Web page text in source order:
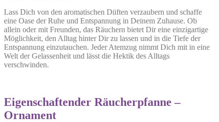
Lass Dich von den aromatischen Düften verzaubern und schaffe
eine Oase der Ruhe und Entspannung in Deinem Zuhause. Ob
allein oder mit Freunden, das Räuchern bietet Dir eine einzigartige
Möglichkeit, den Alltag hinter Dir zu lassen und in die Tiefe der
Entspannung einzutauchen. Jeder Atemzug nimmt Dich mit in eine
Welt der Gelassenheit und lässt die Hektik des Alltags
verschwinden.
Eigenschaftender Räucherpfanne –
Ornament